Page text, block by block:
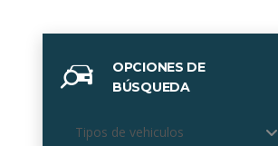
OPCIONES DE
BÚSQUEDA
Tipos de vehiculos